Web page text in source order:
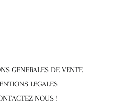
GENERALES DE VENTE
LEGALES
NOUS !